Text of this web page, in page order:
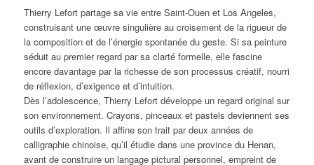
Thierry Lefort partage sa vie entre Saint-Ouen et Los Angeles,
construisant une œuvre singulière au croisement de la rigueur de
la composition et de l’énergie spontanée du geste. Si sa peinture
séduit au premier regard par sa clarté formelle, elle fascine
encore davantage par la richesse de son processus créatif, nourri
de réflexion, d’exigence et d’intuition.
Dès l’adolescence, Thierry Lefort développe un regard original sur
son environnement. Crayons, pinceaux et pastels deviennent ses
outils d’exploration. Il affine son trait par deux années de
calligraphie chinoise, qu’il étudie dans une province du Henan,
avant de construire un langage pictural personnel, empreint de